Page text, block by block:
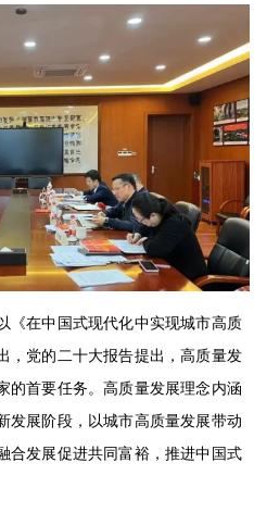
《在中国式现代化中实现城市高质
，党的二十大报告提出，高质量发
的首要任务。高质量发展理念内涵
发展阶段，以城市高质量发展带动
合发展促进共同富裕，推进中国式